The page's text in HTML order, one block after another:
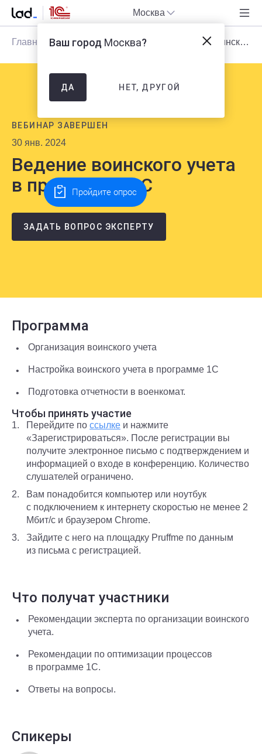
Москва
Главная Блог Мероприятия Ведение воинского учета в программе 1С
ВЕБИНАР ЗАВЕРШЕН
30 янв. 2024
Ведение воинского учета
в программе 1С
ЗАДАТЬ ВОПРОС ЭКСПЕРТУ
Программа
Организация воинского учета
Настройка воинского учета в программе 1С
Подготовка отчетности в военкомат.
Чтобы принять участие
Перейдите по ссылке и нажмите
«Зарегистрироваться». После регистрации вы
получите электронное письмо с подтверждением и
информацией о входе в конференцию. Количество
слушателей ограничено.
Вам понадобится компьютер или ноутбук
с подключением к интернету скоростью не менее 2
Мбит/с и браузером Chrome.
Зайдите с него на площадку Pruffme по данным
из письма с регистрацией.
Что получат участники
Рекомендации эксперта по организации воинского
учета.
Рекомендации по оптимизации процессов
в программе 1С.
Ответы на вопросы.
Спикеры
Ваш город Москва?
ДА НЕТ, ДРУГОЙ
Пройдите опрос